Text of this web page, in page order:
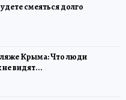
смеяться долго
Крыма: Что люди
видят...